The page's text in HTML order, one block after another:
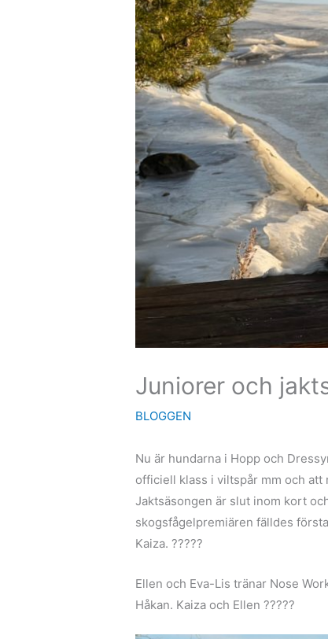
Juniorer och
BLOGGEN
Nu är hundarna i Hopp och
officiell klass i viltspår mm och att
Jaktsäsongen är slut inom kort
skogsfågelpremiären fälldes
Kaiza. ?????
Ellen och Eva-Lis tränar Nose
Håkan. Kaiza och Ellen ?????